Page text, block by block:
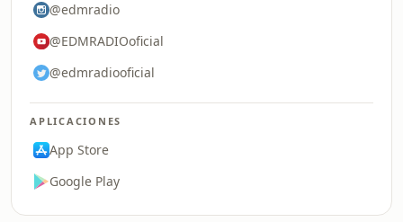
@edmradio
@EDMRADIOoficial
@edmradiooficial
APLICACIONES
App Store
Google Play